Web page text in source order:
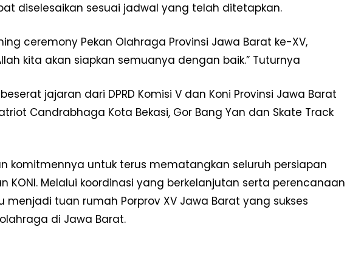
diselesaikan sesuai jadwal yang telah ditetapkan.
ceremony Pekan Olahraga Provinsi Jawa Barat ke-XV,
kita akan siapkan semuanya dengan baik.” Tuturnya
jajaran dari DPRD Komisi V dan Koni Provinsi Jawa Barat
Candrabhaga Kota Bekasi, Gor Bang Yan dan Skate Track
komitmennya untuk terus mematangkan seluruh persiapan
KONI. Melalui koordinasi yang berkelanjutan serta perencanaan
tuan rumah Porprov XV Jawa Barat yang sukses
di Jawa Barat.